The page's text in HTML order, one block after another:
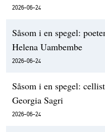
2026-06-24
Såsom i en spegel:
Helena Uambembe
2026-06-24
Såsom i en spegel:
Georgia Sagri
2026-06-24